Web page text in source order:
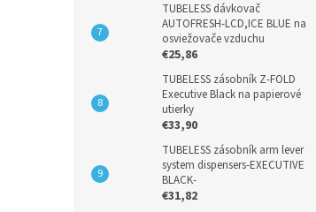
TUBELESS dávkovač
AUTOFRESH-LCD,ICE BLUE na
osviežovače vzduchu
€25,86
TUBELESS zásobník Z-FOLD
Executive Black na papierové
utierky
€33,90
TUBELESS zásobník arm lever
system dispensers-EXECUTIVE
BLACK-
€31,82